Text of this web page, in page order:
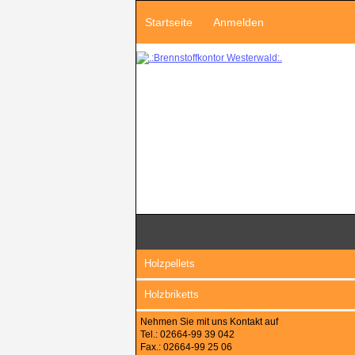
Startseite Anmelden
Holzpellets
Holzbriketts
Nehmen Sie mit uns Kontakt auf
Tel.: 02664-99 39 042
Fax.: 02664-99 25 06